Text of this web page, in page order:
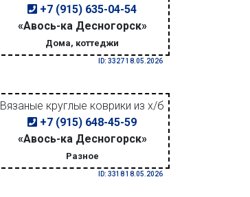
+7 (915) 635-04-54
«Авось-ка Десногорск»
Дома, коттеджи
ID: 3327 18.05.2026
Вязаные круглые коврики из х/б
+7 (915) 648-45-59
«Авось-ка Десногорск»
Разное
ID: 3318 18.05.2026